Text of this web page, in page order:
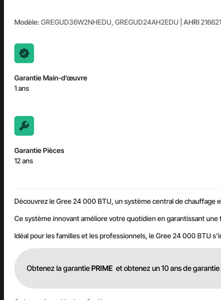
Modèle: GREGUD36W2NHEDU, GREGUD24AH2EDU | AHRI
Garantie Main-d’œuvre
1 ans
Garantie Pièces
12 ans
Découvrez le Gree 24 000 BTU, un système central de chauffage
Ce système innovant améliore votre quotidien en garantissant
Idéal pour les familles et les professionnels, le Gree 24 000 BTU
Obtenez la garantiePRIME et obtenez un 10 ans de